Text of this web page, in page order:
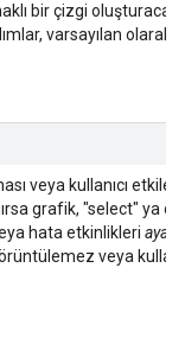
bir çizgi oluşturacak
varsayılan olarak
veya kullanıcı
grafik, "select" ya
hata etkinlikleri
veya